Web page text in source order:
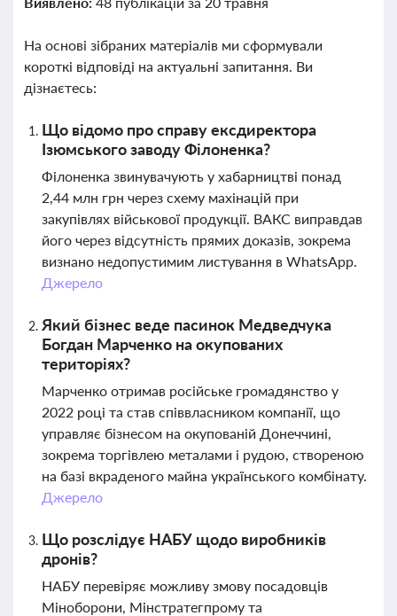
На основі зібраних матеріалів ми сформували
короткі відповіді на актуальні запитання. Ви
дізнаєтесь:
Що відомо про справу ексдиректора
Ізюмського заводу Філоненка?
Філоненка звинувачують у хабарництві понад
2,44 млн грн через схему махінацій при
закупівлях військової продукції. ВАКС виправдав
його через відсутність прямих доказів, зокрема
визнано недопустимим листування в WhatsApp.
Джерело
Який бізнес веде пасинок Медведчука
Богдан Марченко на окупованих
територіях?
Марченко отримав російське громадянство у
2022 році та став співвласником компанії, що
управляє бізнесом на окупованій Донеччині,
зокрема торгівлею металами і рудою, створеною
на базі вкраденого майна українського комбінату.
Джерело
Що розслідує НАБУ щодо виробників
дронів?
НАБУ перевіряє можливу змову посадовців
Міноборони, Мінстратегпрому та